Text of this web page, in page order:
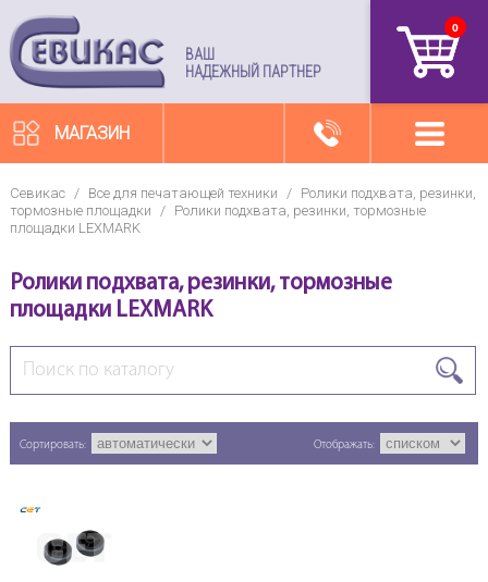
ВАШ
НАДЕЖНЫЙ ПАРТНЕР
0
МАГАЗИН
Севикас / Все для печатающей техники /
Ролики подхвата, резинки,
тормозные площадки /
Ролики подхвата, резинки, тормозные
площадки LEXMARK
Ролики подхвата, резинки, тормозные
площадки LEXMARK
Сортировать: Отображать: